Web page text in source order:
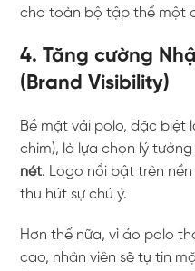
cho toàn bộ tập thể một
4. Tăng cường
(Brand Visibility)
Bề mặt vải polo, đặc biệt
chim), là lựa chọn lý
nét. Logo nổi bật trên
thu hút sự chú ý.
Hơn thế nữa, vì áo polo
cao, nhân viên sẽ tự tin